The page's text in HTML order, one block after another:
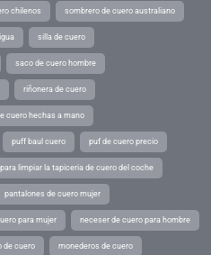
chilenos sombrero de cuero australiano
silla de cuero
saco de cuero hombre
riñonera de cuero
cuero hechas a mano
puff baul cuero puf de cuero precio
limpiar la tapiceria de cuero del coche
pantalones de cuero mujer
para mujer neceser de cuero para hombre
de cuero monederos de cuero